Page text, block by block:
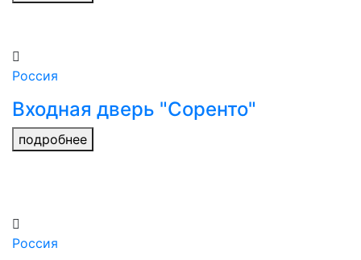
Россия
Входная дверь "Соренто"
подробнее
Россия